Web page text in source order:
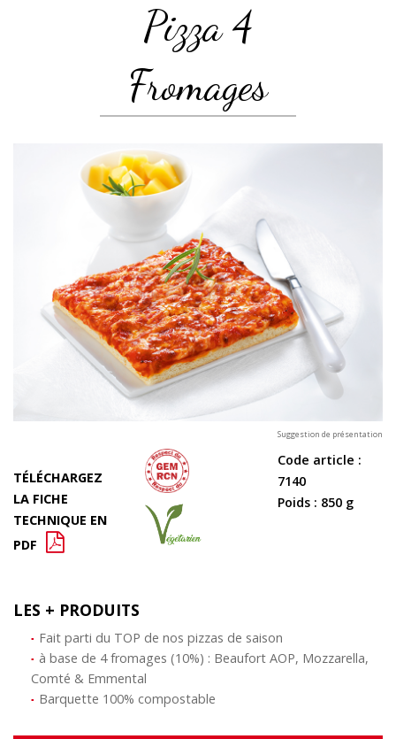
Pizza 4
Fromages
Suggestion de présentation
TÉLÉCHARGEZ
LA FICHE
TECHNIQUE EN
PDF
Code article :
7140
Poids: 850 g
LES + PRODUITS
Fait parti du TOP de nos pizzas de saison
à base de 4 fromages (10%) : Beaufort AOP, Mozzarella,
Comté & Emmental
Barquette 100% compostable